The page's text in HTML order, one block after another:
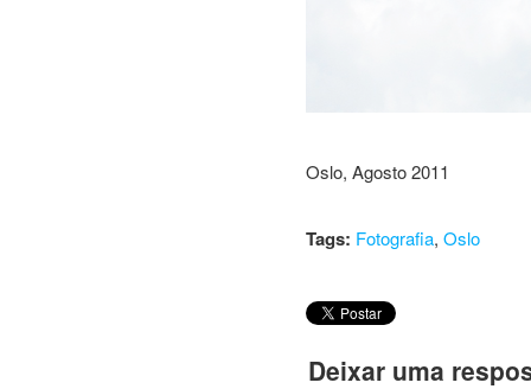
Oslo, Agosto 2011
Tags: Fotografia, Oslo
Deixar uma